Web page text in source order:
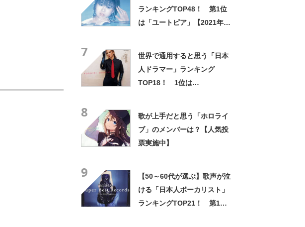
ランキングTOP48！ 第1位
は「ユートピア」【2021年最
7
世界で通用すると思う「日本
人ドラマー」ランキング
TOP18！ 1位は
8
歌が上手だと思う「ホロライ
ブ」のメンバーは？【人気投
票実施中】
9
【50～60代が選ぶ】歌声が泣
ける「日本人ボーカリスト」
ランキングTOP21！ 第1位